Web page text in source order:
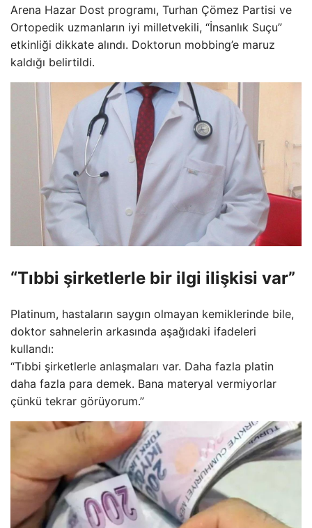
Arena Hazar Dost programı, Turhan Çömez Partisi ve
Ortopedik uzmanların iyi milletvekili, “İnsanlık Suçu”
etkinliği dikkate alındı. Doktorun mobbing’e maruz
kaldığı belirtildi.
“Tıbbi şirketlerle bir ilgi ilişkisi var”
Platinum, hastaların saygın olmayan kemiklerinde bile,
doktor sahnelerin arkasında aşağıdaki ifadeleri
kullandı:
“Tıbbi şirketlerle anlaşmaları var. Daha fazla platin
daha fazla para demek. Bana materyal vermiyorlar
çünkü tekrar görüyorum.”